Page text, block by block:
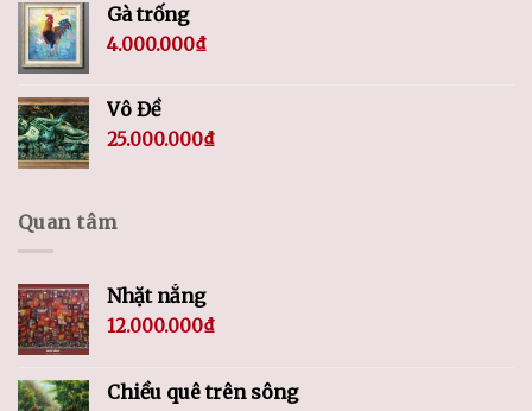
Gà trống
4.000.000₫
Vô Đề
25.000.000₫
Quan tâm
Nhặt nắng
12.000.000₫
Chiều quê trên sông